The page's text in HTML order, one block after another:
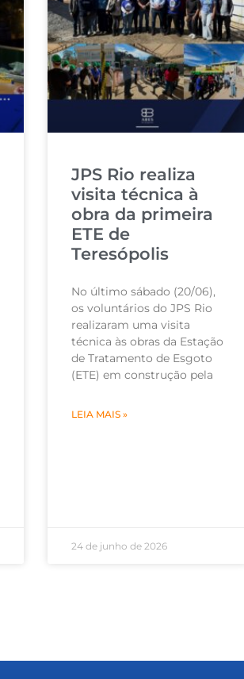
JPS Rio realiza
visita técnica à
obra da primeira
ETE de
Teresópolis
No último sábado (20/06),
os voluntários do JPS Rio
realizaram uma visita
técnica às obras da Estação
de Tratamento de Esgoto
(ETE) em construção pela
LEIA MAIS »
24 de junho de 2026